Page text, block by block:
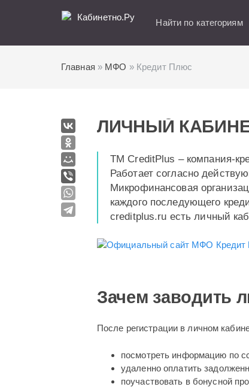
Кабинетно.Ру
Найти по категориям
Главная » МФО » Кредит Плюс
ЛИЧНЫЙ
ТМ CreditPlus – компания-
Работает согласно
Микрофинансовая
каждого последующего
creditplus.ru есть личный
Зачем заводить
После регистрации в личном
посмотреть информацию по
удаленно оплатить
поучаствовать в бонусной